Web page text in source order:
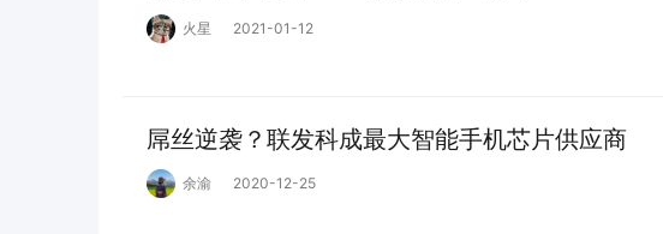
火星 2021-01-12
屌丝逆袭？联发科成最大智能手机芯片供应商
余渝 2020-12-25